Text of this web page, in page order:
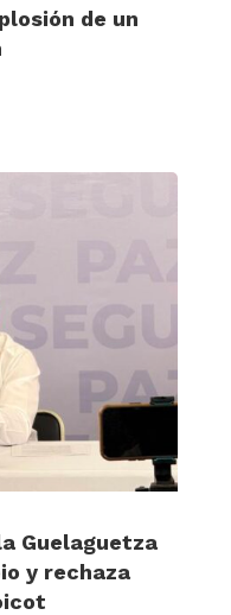
de un
Guelaguetza
y rechaza